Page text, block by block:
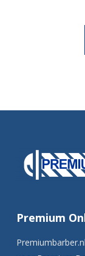
Premium